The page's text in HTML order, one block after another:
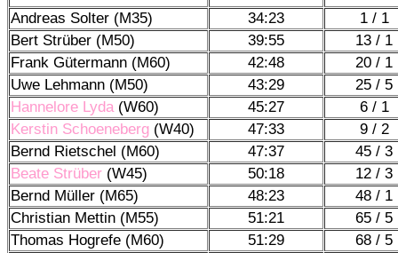
Andreas Solter (M35)
34:23
1 / 1
Bert Strüber (M50)
39:55
13 / 1
Frank Gütermann (M60)
42:48
20 / 1
Uwe Lehmann (M50)
43:29
25 / 5
Hannelore Lyda(W60) 45:27
6 / 1
Kerstin Schoeneberg (W40) 47:33
9 / 2
Bernd Rietschel (M60)
47:37
45 / 3
Beate Strüber (W45) 50:18
12 / 3
Bernd Müller (M65)
48:23
48 / 1
Christian Mettin (M55)
51:21
65 / 5
Thomas Hogrefe (M60)
51:29
68 / 5